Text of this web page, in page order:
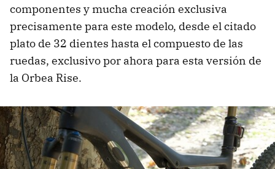
componentes y mucha creación exclusiva
precisamente para este modelo, desde el citado
plato de 32 dientes hasta el compuesto de las
ruedas, exclusivo por ahora para esta versión de
la Orbea Rise.